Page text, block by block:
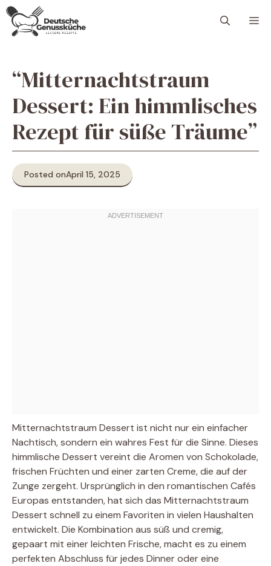
Skip
content
“Mitternachtstraum
Dessert: Ein himmlisches
Rezept für süße Träume”
Posted onApril 15, 2025
Mitternachtstraum Dessert ist nicht nur ein einfacher
Nachtisch, sondern ein wahres Fest für die Sinne. Dieses
himmlische Dessert vereint die Aromen von Schokolade,
frischen Früchten und einer zarten Creme, die auf der
Zunge zergeht. Ursprünglich in den romantischen Cafés
Europas entstanden, hat sich das Mitternachtstraum
Dessert schnell zu einem Favoriten in vielen Haushalten
entwickelt. Die Kombination aus süß und cremig,
gepaart mit einer leichten Frische, macht es zu einem
perfekten Abschluss für jedes Dinner oder eine